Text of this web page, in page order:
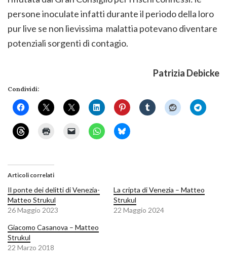
persone inoculate infatti durante il periodo della loro
pur live se non lievissima malattia potevano diventare
potenziali sorgenti dì contagio.
Patrizia Debicke
Condividi:
Articoli correlati
Il ponte dei delitti di Venezia-
Matteo Strukul
26 Maggio 2023
La cripta di Venezia – Matteo
Strukul
22 Maggio 2024
Giacomo Casanova – Matteo
Strukul
22 Marzo 2018